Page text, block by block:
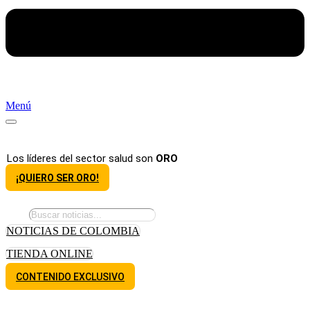
Menú
Los líderes del sector salud son ORO
¡QUIERO SER ORO!
NOTICIAS DE COLOMBIA
TIENDA ONLINE
CONTENIDO EXCLUSIVO